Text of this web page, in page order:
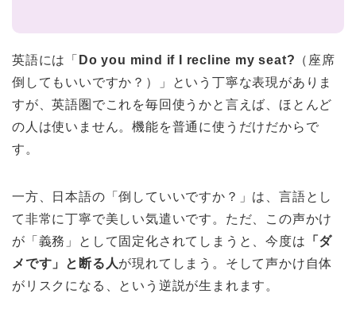
英語には「 Do you mind if I recline my seat? （座席
倒してもいいですか？）」という丁寧な表現がありま
すが、英語圏でこれを毎回使うかと言えば、ほとんど
の人は使いません。機能を普通に使うだけだからで
す。
一方、日本語の「倒していいですか？」は、言語とし
て非常に丁寧で美しい気遣いです。ただ、この声かけ
が「義務」として固定化されてしまうと、今度は 「ダ
メです」と断る人が現れてしまう。そして声かけ自体
がリスクになる、という逆説が生まれます。